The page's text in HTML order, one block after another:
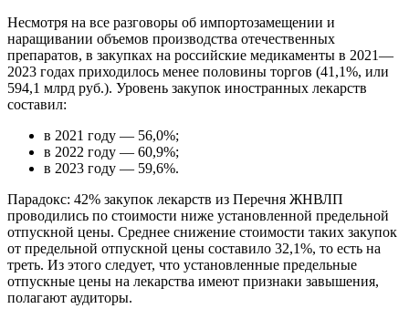
Несмотря на все разговоры об импортозамещении и
наращивании объемов производства отечественных
препаратов, в закупках на российские медикаменты в 2021—
2023 годах приходилось менее половины торгов (41,1%, или
594,1 млрд руб.). Уровень закупок иностранных лекарств
составил:
в 2021 году — 56,0%;
в 2022 году — 60,9%;
в 2023 году — 59,6%.
Парадокс: 42% закупок лекарств из Перечня ЖНВЛП
проводились по стоимости ниже установленной предельной
отпускной цены. Среднее снижение стоимости таких закупок
от предельной отпускной цены составило 32,1%, то есть на
треть. Из этого следует, что установленные предельные
отпускные цены на лекарства имеют признаки завышения,
полагают аудиторы.